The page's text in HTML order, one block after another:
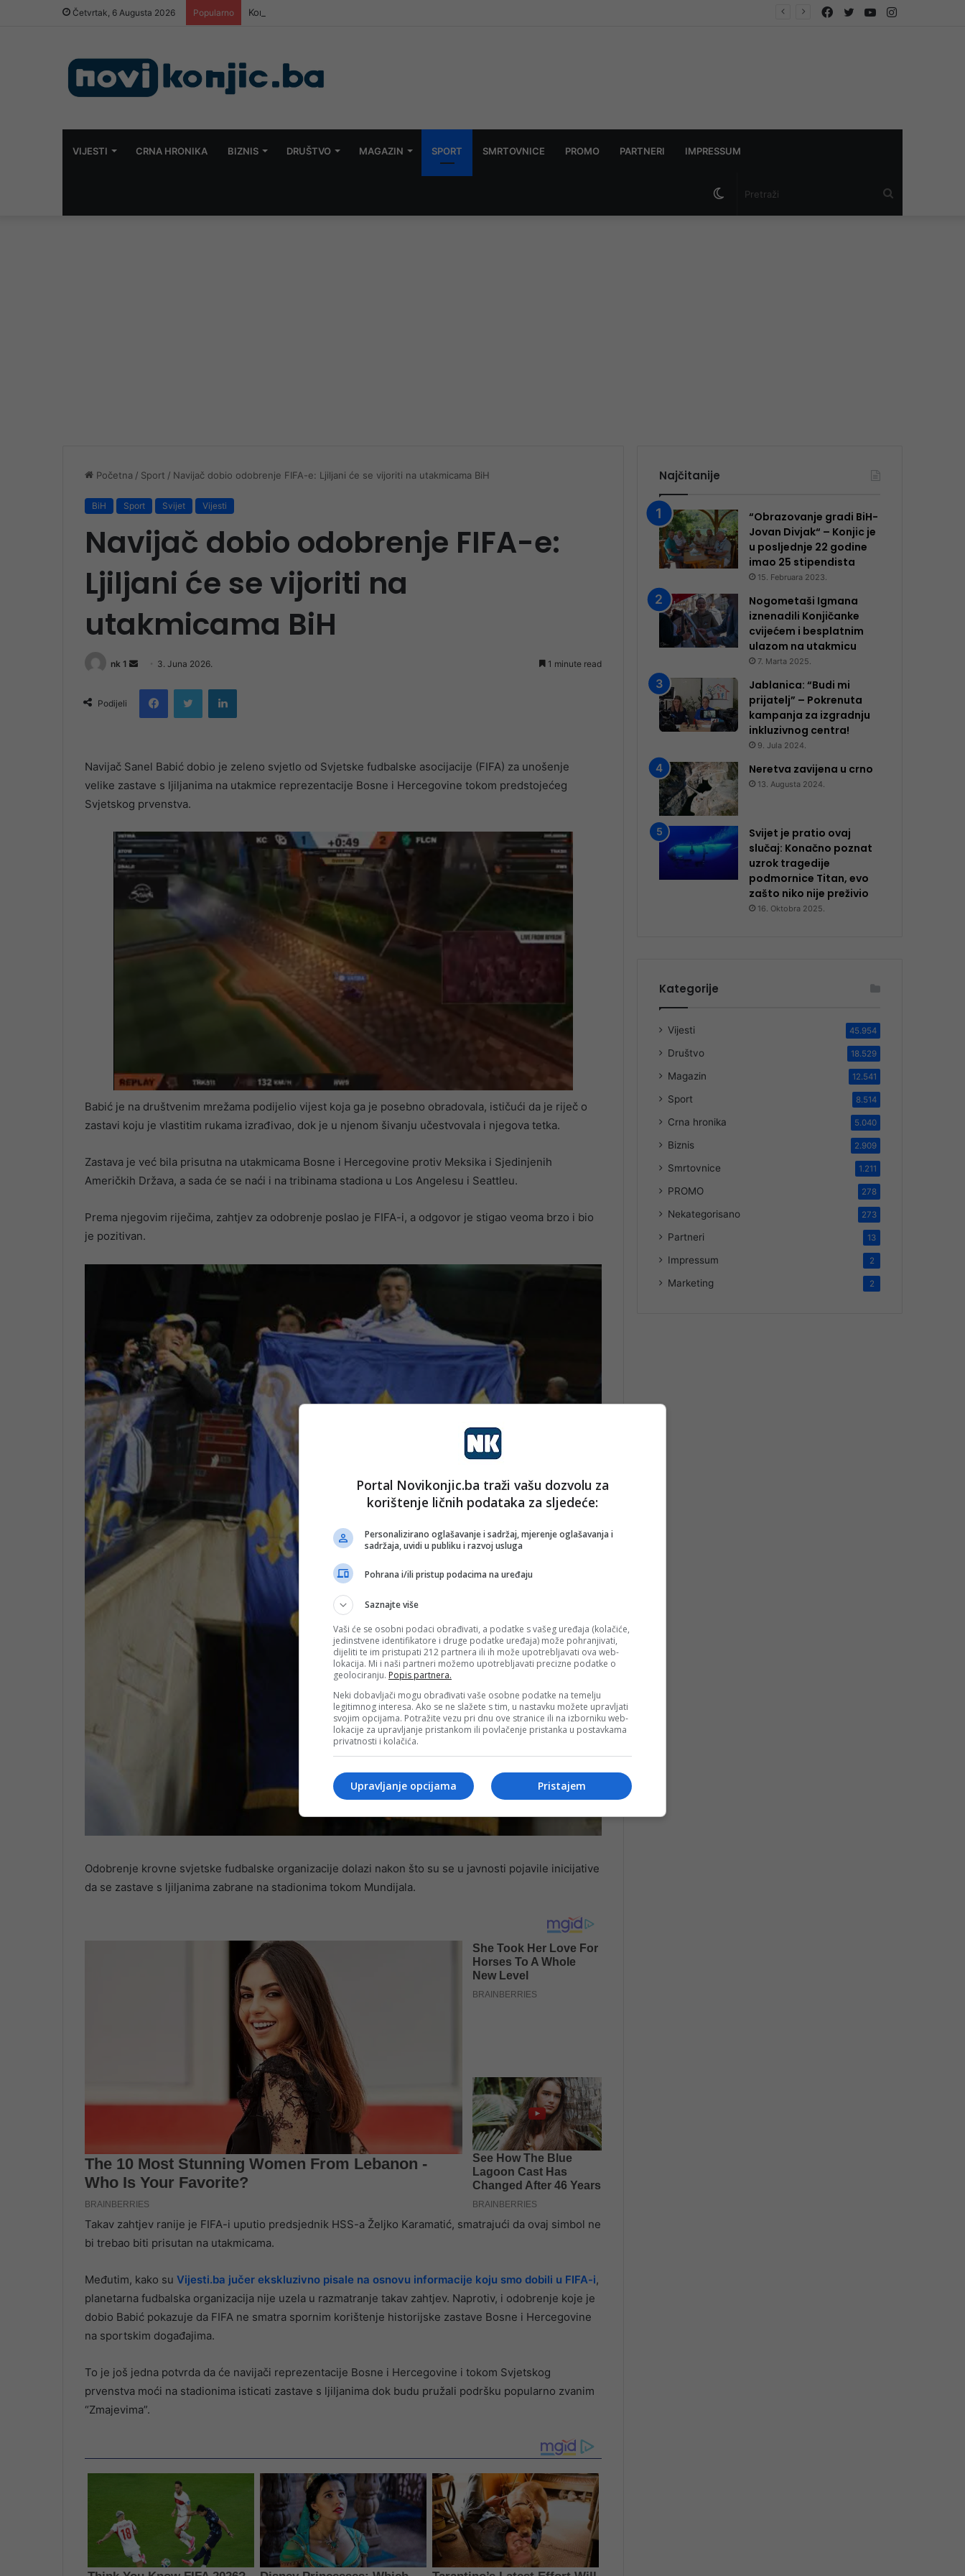
Četvrtak, 6 Augusta 2026 Popularno Konjic na udaru suše: Zabranjeno zalijevanje bašti Instagram
YouTube
Twitter
Facebook
VIJESTI CRNA HRONIKA BIZNIS DRUŠTVO MAGAZIN SPORT SMRTOVNICE PROMO PARTNERI IMPRESSUM
Switch
Početna / Sport / Navijač dobio odobrenje FIFA-e: Ljiljani će se vijoriti na utakmicama BiH
BiH Sport Svijet Vijesti
Navijač dobio odobrenje FIFA-e:
Ljiljani će se vijoriti na
utakmicama BiH
nk 1
Send
email
3. Juna 2026. 1 minute read
Podijeli
FacebookTwitter LinkedIn
Navijač Sanel Babić dobio je zeleno svjetlo od Svjetske fudbalske asocijacije (FIFA) za unošenje
velike zastave s ljiljanima na utakmice reprezentacije Bosne i Hercegovine tokom predstojećeg
Svjetskog prvenstva.
Babić je na društvenim mrežama podijelio vijest koja ga je posebno obradovala, ističući da je riječ o
zastavi koju je vlastitim rukama izrađivao, dok je u njenom šivanju učestvovala i njegova tetka.
Zastava je već bila prisutna na utakmicama Bosne i Hercegovine protiv Meksika i Sjedinjenih
Američkih Država, a sada će se naći i na tribinama stadiona u Los Angelesu i Seattleu.
Prema njegovim riječima, zahtjev za odobrenje poslao je FIFA-i, a odgovor je stigao veoma brzo i bio
je pozitivan.
Odobrenje krovne svjetske fudbalske organizacije dolazi nakon što su se u javnosti pojavile inicijative
da se zastave s ljiljanima zabrane na stadionima tokom Mundijala.
Takav zahtjev ranije je FIFA-i uputio predsjednik HSS-a Željko Karamatić, smatrajući da ovaj simbol ne
bi trebao biti prisutan na utakmicama.
Međutim, kako su Vijesti.ba jučer ekskluzivno pisale na osnovu informacije koju smo dobili u FIFA-i,
planetarna fudbalska organizacija nije uzela u razmatranje takav zahtjev. Naprotiv, i odobrenje koje je
dobio Babić pokazuje da FIFA ne smatra spornim korištenje historijske zastave Bosne i Hercegovine
na sportskim događajima.
To je još jedna potvrda da će navijači reprezentacije Bosne i Hercegovine i tokom Svjetskog
prvenstva moći na stadionima isticati zastave s ljiljanima dok budu pružali podršku popularno zvanim
“Zmajevima”.
Najčitanije
“Obrazovanje gradi BiH-
Jovan Divjak“ – Konjic je
u posljednje 22 godine
imao 25 ​​stipendista
15. Februara 2023.
Nogometaši Igmana
iznenadili Konjičanke
cvijećem i besplatnim
ulazom na utakmicu
7. Marta 2025.
Jablanica: “Budi mi
prijatelj” – Pokrenuta
kampanja za izgradnju
inkluzivnog centra!
9. Jula 2024.
Neretva zavijena u crno
13. Augusta 2024.
Svijet je pratio ovaj
slučaj: Konačno poznat
uzrok tragedije
podmornice Titan, evo
zašto niko nije preživio
16. Oktobra 2025.
Kategorije
Vijesti 45.954
Društvo 18.529
Magazin 12.541
Sport 8.514
Crna hronika 5.040
Biznis 2.909
Smrtovnice 1.211
PROMO 278
Nekategorisano 273
Partneri 13
Impressum 2
Marketing 2
Portal Novikonjic.ba traži vašu dozvolu za
korištenje ličnih podataka za sljedeće:
Personalizirano oglašavanje i sadržaj, mjerenje oglašavanja i
sadržaja, uvidi u publiku i razvoj usluga
Pohrana i/ili pristup podacima na uređaju
Saznajte više
Vaši će se osobni podaci obrađivati, a podatke s vašeg uređaja (kolačiće,
jedinstvene identifikatore i druge podatke uređaja) može pohranjivati,
dijeliti te im pristupati 212 partnera ili ih može upotrebljavati ova web-
lokacija. Mi i naši partneri možemo upotrebljavati precizne podatke o
geolociranju. Popis partnera.
Neki dobavljači mogu obrađivati vaše osobne podatke na temelju
legitimnog interesa. Ako se ne slažete s tim, u nastavku možete upravljati
svojim opcijama. Potražite vezu pri dnu ove stranice ili na izborniku web-
lokacije za upravljanje pristankom ili povlačenje pristanka u postavkama
privatnosti i kolačića.
Pristajem
Upravljanje opcijama